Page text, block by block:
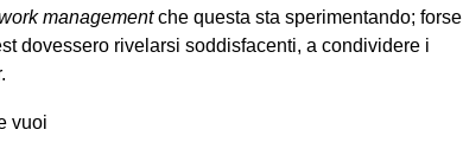
managementche questa sta sperimentando; forse
dovessero rivelarsi soddisfacenti, a condividere i
vuoi